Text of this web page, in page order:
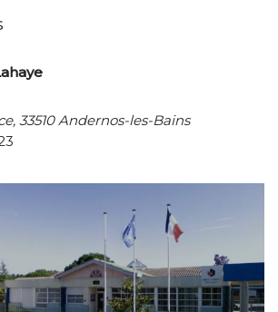
33510 Andernos-les-Bains